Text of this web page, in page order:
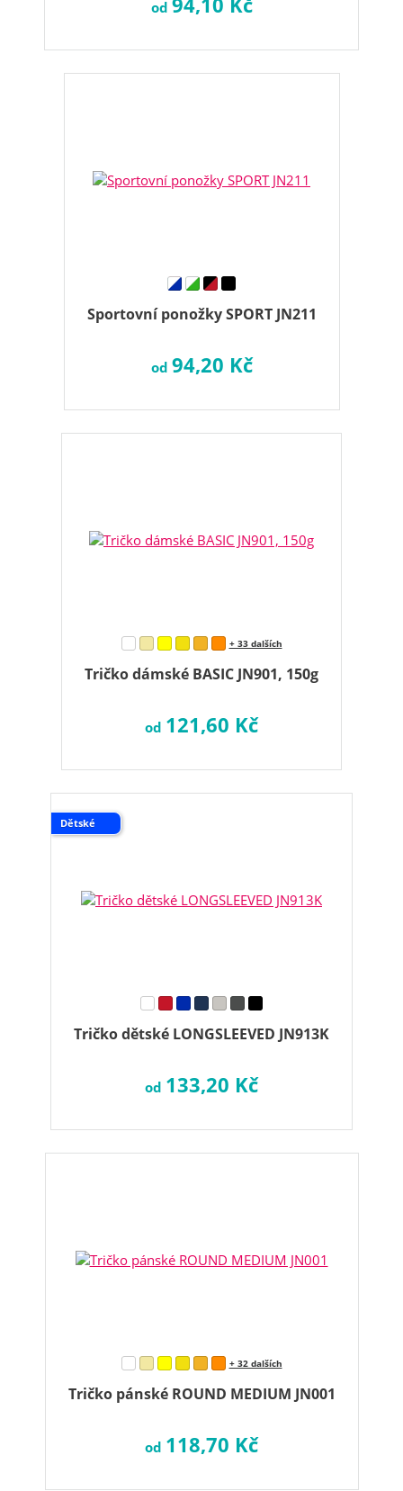
od
Sportovní ponožky SPORT JN211
od 94,20 Kč
Tričko dámské BASIC JN901, 150g
+ 33 dalších
od 121,60 Kč
Tričko dětské LONGSLEEVED JN913K
Dětské
od 133,20 Kč
Tričko pánské ROUND MEDIUM JN001
+ 32 dalších
od 118,70 Kč